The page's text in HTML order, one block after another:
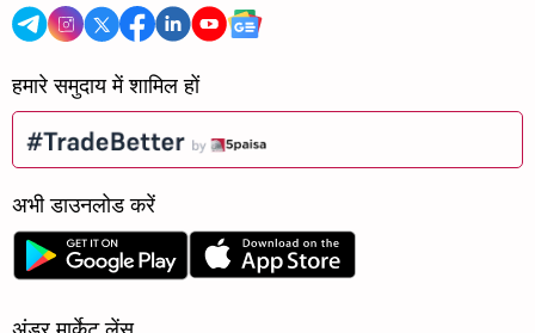
हमारे समुदाय में शामिल हों
अभी डाउनलोड करें